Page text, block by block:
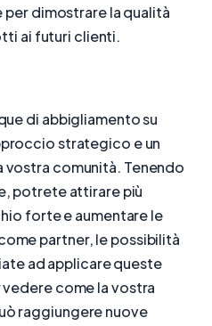
dimostrare la qualità
ai futuri clienti.
di abbigliamento su
strategico e un
comunità. Tenendo
potrete attirare più
forte e aumentare le
partner, le possibilità
ad applicare queste
come la vostra
raggiungere nuove